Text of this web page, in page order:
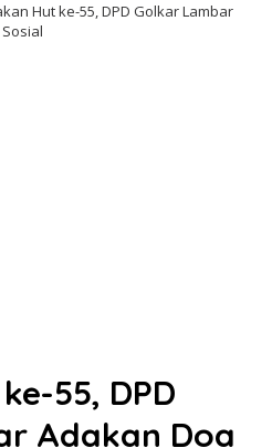
Hut ke-55, DPD Golkar Lambar
55, DPD
Adakan Doa